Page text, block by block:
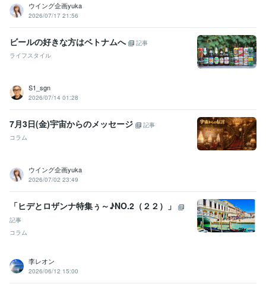
ウイング企画yuka
2026/07/17 21:56
ビールの好きな方はベトナムへ
記事
ライフスタイル
S1_sgn
2026/07/14 01:28
7月3日(金)宇宙からのメッセージ
記事
コラム
ウイング企画yuka
2026/07/02 23:49
「ヒデとロザンナ特集ぅ～♪NO.2（２２）」
記事
コラム
李レオン
2026/06/12 15:00